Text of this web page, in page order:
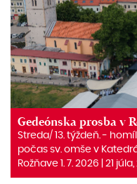
Gedeónska prosba v
Streda/ 13. týždeň. ‒
počas sv. omše v
Rožňave 1. 7. 2026 | 21